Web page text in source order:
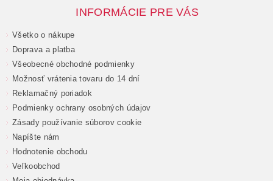
INFORMÁCIE PRE VÁS
Všetko o nákupe
Doprava a platba
Všeobecné obchodné podmienky
Možnosť vrátenia tovaru do 14 dní
Reklamačný poriadok
Podmienky ochrany osobných údajov
Zásady používanie súborov cookie
Napíšte nám
Hodnotenie obchodu
Veľkoobchod